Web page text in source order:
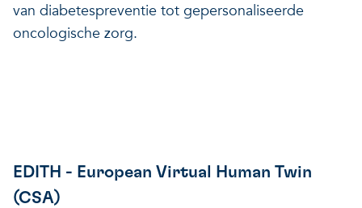
van diabetespreventie tot gepersonaliseerde
oncologische zorg.
EDITH - European Virtual Human Twin
(CSA)